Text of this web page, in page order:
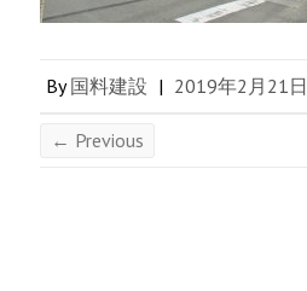
By国料建設 | 2019年2月21日
← Previous